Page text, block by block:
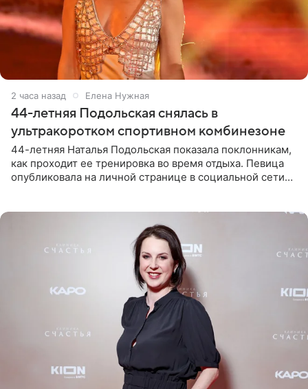
2 часа назад Елена Нужная
44-летняя Подольская снялась в
ультракоротком спортивном комбинезоне
44-летняя Наталья Подольская показала поклонникам,
как проходит ее тренировка во время отдыха. Певица
опубликовала на личной странице в социальной сети